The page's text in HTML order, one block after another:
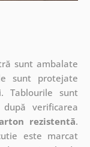
sunt ambalate
sunt protejate
Tablourile sunt
verificarea
rezistentă.
este marcat